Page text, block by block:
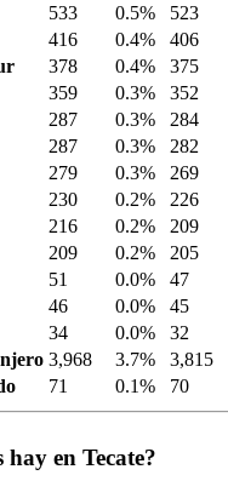
533 0.5% 523
416 0.4% 406
378 0.4% 375
359 0.3% 352
287 0.3% 284
287 0.3% 282
279 0.3% 269
230 0.2% 226
216 0.2% 209
209 0.2% 205
51 0.0% 47
46 0.0% 45
34 0.0% 32
3,968 3.7% 3,815
71 0.1% 70
hay en Tecate?